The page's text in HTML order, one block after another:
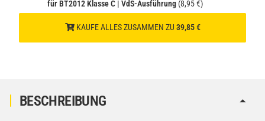
für BT2012 Klasse C | VdS-Ausführung (8,95 €)
KAUFE ALLES ZUSAMMEN ZU 39,85 €
BESCHREIBUNG